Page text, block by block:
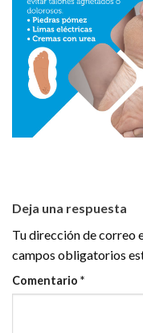
Deja una respuesta
Tu dirección de correo
campos obligatorios
Comentario *